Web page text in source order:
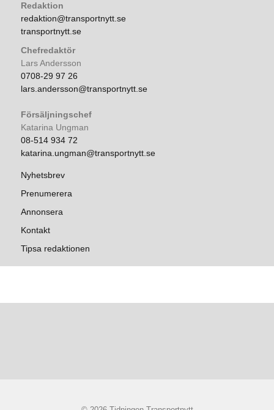
Redaktion
redaktion@transportnytt.se
transportnytt.se
Chefredaktör
Lars Andersson
0708-29 97 26
lars.andersson@transportnytt.se
Försäljningschef
Katarina Ungman
08-514 934 72
katarina.ungman@transportnytt.se
Nyhetsbrev
Prenumerera
Annonsera
Kontakt
Tipsa redaktionen